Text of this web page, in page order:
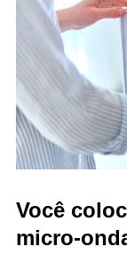
Você
micro-